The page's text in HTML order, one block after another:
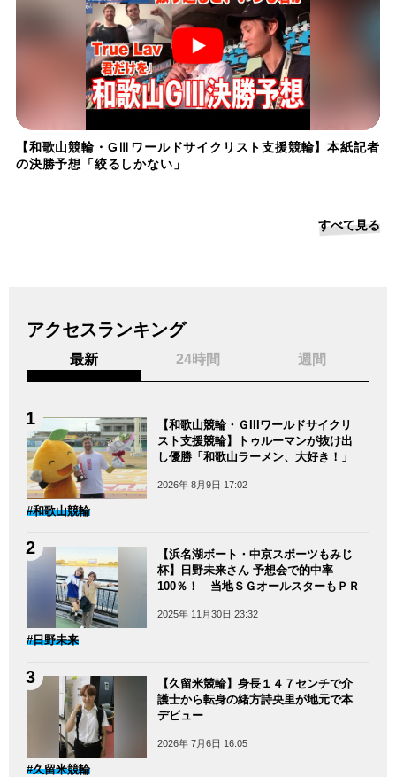
【和歌山競輪・GⅢワールドサイクリスト支援競輪】本紙記者
の決勝予想「絞るしかない」
すべて見る
アクセスランキング
最新 24時間 週間
【和歌山競輪・ＧIIIワールドサイクリ
スト支援競輪】トゥルーマンが抜け出
し優勝「和歌山ラーメン、大好き！」
2026年 8月9日 17:02
#和歌山競輪
【浜名湖ボート・中京スポーツもみじ
杯】日野未来さん 予想会で的中率
100％！ 当地ＳＧオールスターもＰＲ
2025年 11月30日 23:32
#日野未来
【久留米競輪】身長１４７センチで介
護士から転身の緒方詩央里が地元で本
デビュー
2026年 7月6日 16:05
#久留米競輪